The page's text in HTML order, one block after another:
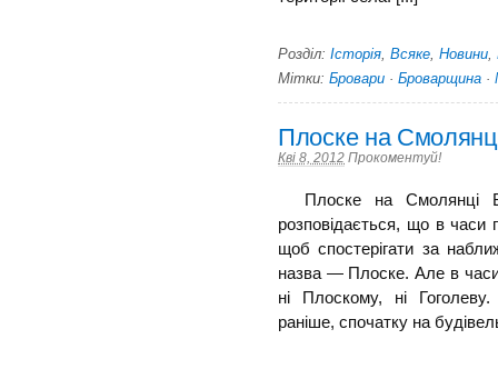
Розділ: Історія Всяке Новини
Мітки: Бровари · Броварщина ·
Плоске на
Кві 8, 2012 Прокоментуй!
Плоске на Смолянці В
розповідається, що в часи
щоб спостерігати за
назва — Плоске. Але в
ні Плоскому, ні Гоголеву.
раніше, спочатку на